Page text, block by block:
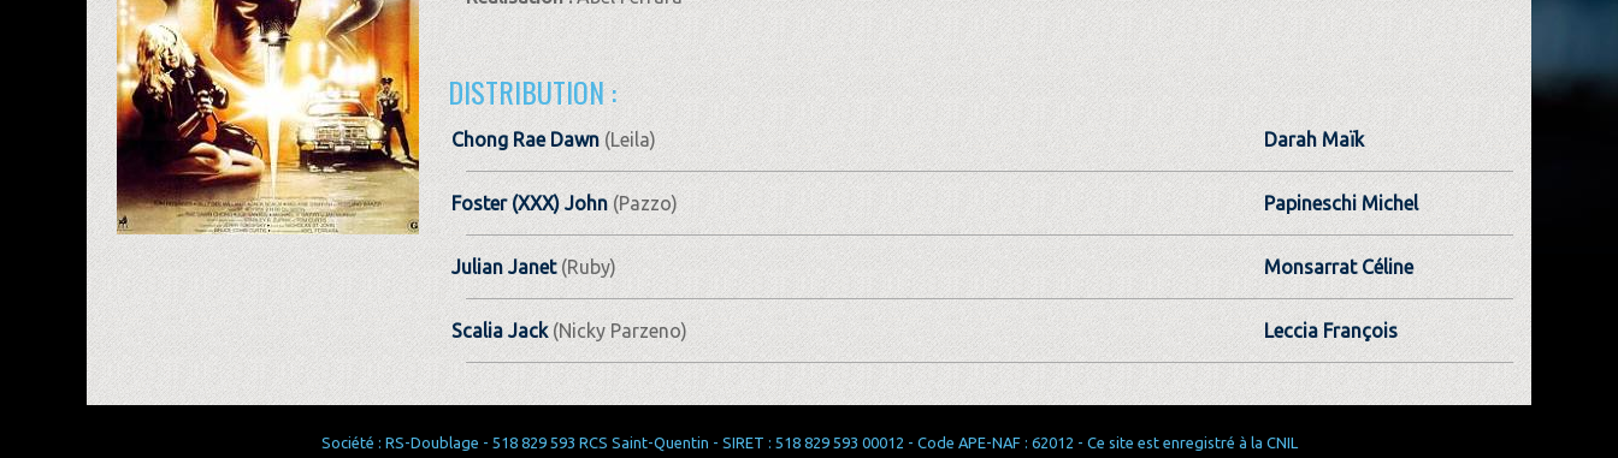
DISTRIBUTION :
Chong Rae Dawn (Leila) Darah Maïk
Foster (XXX) John(Pazzo) Papineschi Michel
Julian Janet(Ruby) Monsarrat Céline
Scalia Jack(Nicky Parzeno) Leccia François
Société : RS-Doublage - 518 829 593 RCS Saint-Quentin - SIRET : 518 829 593 00012 - Code APE-NAF : 62012 - Ce site est enregistré à la CNIL